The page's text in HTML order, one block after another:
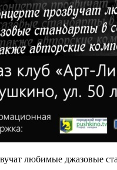
любимые джазовые